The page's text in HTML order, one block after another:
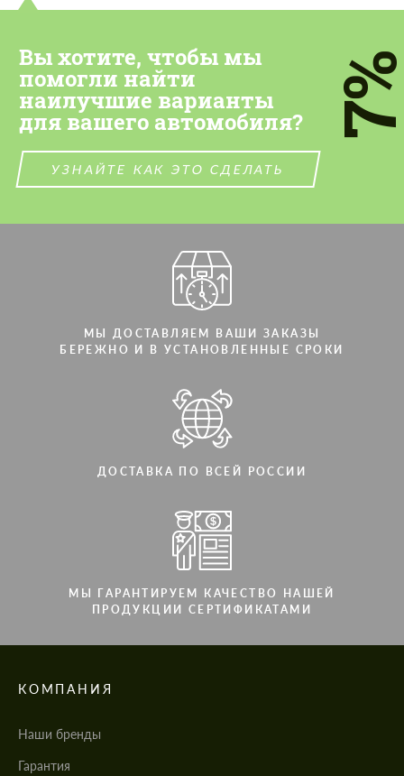
Вы хотите, чтобы мы
помогли найти
наилучшие варианты
для вашего автомобиля?
УЗНАЙТЕ КАК ЭТО СДЕЛАТЬ
МЫ ДОСТАВЛЯЕМ ВАШИ ЗАКАЗЫ
БЕРЕЖНО И В УСТАНОВЛЕННЫЕ СРОКИ
ДОСТАВКА ПО ВСЕЙ РОССИИ
МЫ ГАРАНТИРУЕМ КАЧЕСТВО НАШЕЙ
ПРОДУКЦИИ СЕРТИФИКАТАМИ
КОМПАНИЯ
Наши бренды
Гарантия
СВЯЖИТЕСЬ СО МНОЙ
Мы говорим на вашем языке
СВЯЖИТЕСЬ СО МНОЙ
Мы говорим на вашем языке